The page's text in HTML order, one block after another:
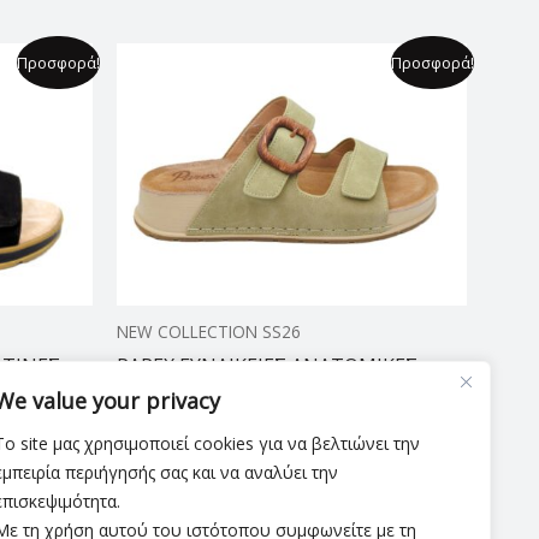
value your privacy
site μας χρησιμοποιεί cookies για να βελτιώνει την
περιήγησής σας και να αναλύει την
τη χρήση αυτού του ιστότοπου συμφωνείτε με τη
Προσφορά! Προσφορά!
NEW COLLECTION SS26
PAREX ΓΥΝΑΙΚΕΙΕΣ ΑΝΑΤΟΜΙΚΕΣ
ΠΑΝΤΟΦΛΕΣ
54,90€ 44,99€
τιμή
είναι:
44,99 €.